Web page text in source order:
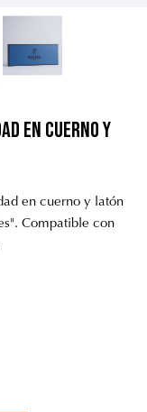
en cuerno y
en cuerno y latón
Compatible con